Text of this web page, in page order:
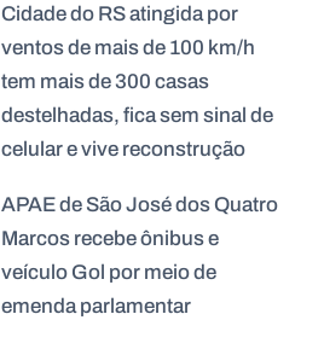
Cidade do RS atingida por
ventos de mais de 100 km/h
tem mais de 300 casas
destelhadas, fica sem sinal de
celular e vive reconstrução
APAE de São José dos Quatro
Marcos recebe ônibus e
veículo Gol por meio de
emenda parlamentar